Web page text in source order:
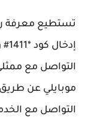
تستطيع معرفة
التواصل مع
التواصل مع